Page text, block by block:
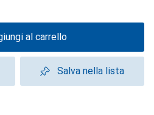
al carrello
Salva nella lista